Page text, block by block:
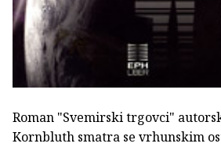
Roman "Svemirski trgovci"
Kornbluth smatra se vrhunskim